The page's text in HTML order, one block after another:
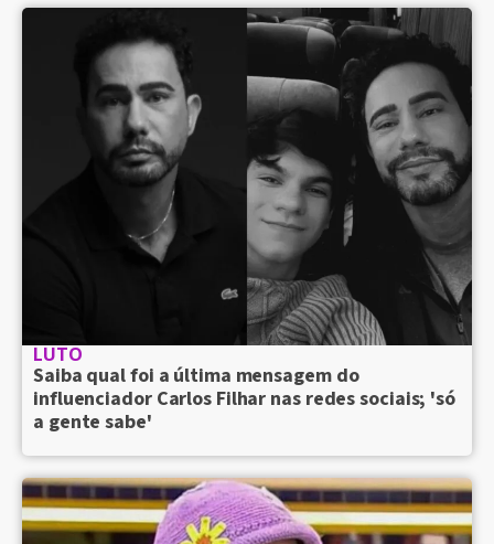
LUTO
Saiba qual foi a última mensagem do
influenciador Carlos Filhar nas redes sociais; 'só
a gente sabe'